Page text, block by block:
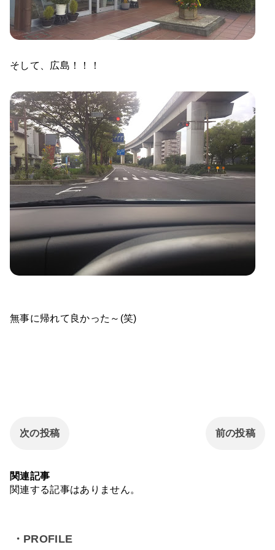
そして、広島！！！
無事に帰れて良かった～(笑)
次の投稿 前の投稿
関連記事
関連する記事はありません。
・PROFILE